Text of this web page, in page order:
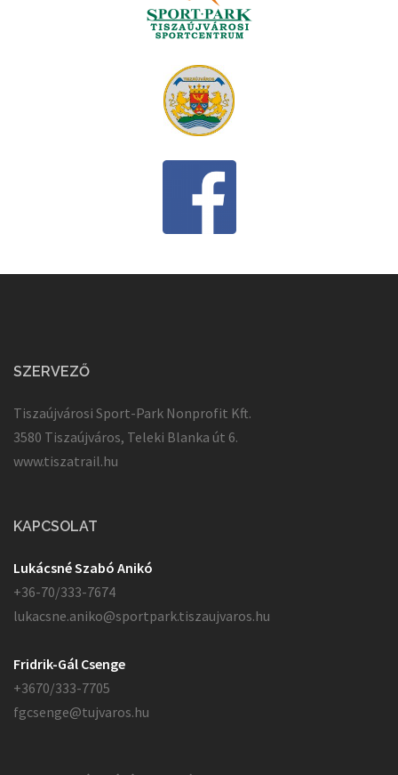
SZERVEZŐ
Tiszaújvárosi Sport-Park Nonprofit Kft.
3580 Tiszaújváros, Teleki Blanka út 6.
www.tiszatrail.hu
KAPCSOLAT
Lukácsné Szabó Anikó
+36-70/333-7674
lukacsne.aniko@sportpark.tiszaujvaros.hu
Fridrik-Gál Csenge
+3670/333-7705
fgcsenge@tujvaros.hu